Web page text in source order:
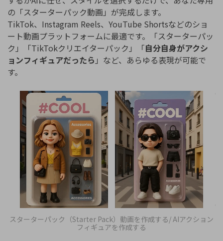
の「スターターパック動画」が完成します。
TikTok、Instagram Reels、YouTube Shortsなどのショ
ート動画プラットフォームに最適です。「スターターパッ
ク」「TikTokクリエイターパック」「自分自身がアクシ
ョンフィギュアだったら 」など、あらゆる表現が可能で
す。
スターターパック（Starter Pack）動画を作成する/ AIアクション
フィギュアを作成する